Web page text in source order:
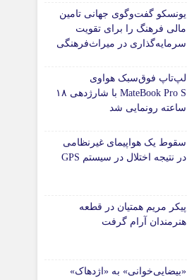
یونسکو گفت‌وگوی جهانی تامین
مالی فرهنگ را برای تقویت
سرمایه‌گذاری در میراث‌فرهنگی
برای صنایع خلاق
لپ‌تاپ فوق‌سبک هواوی
MateBook Pro S با شارژدهی ۱۸
ساعته رونمایی شد
سقوط یک هواپیمای غیرنظامی
در نتیجه اختلال در سیستم‌ GPS
پیکر مریم همتیان در قطعه
هنرمندان آرام گرفت
«بیضایی‌خوانی» به «اژدهاک»